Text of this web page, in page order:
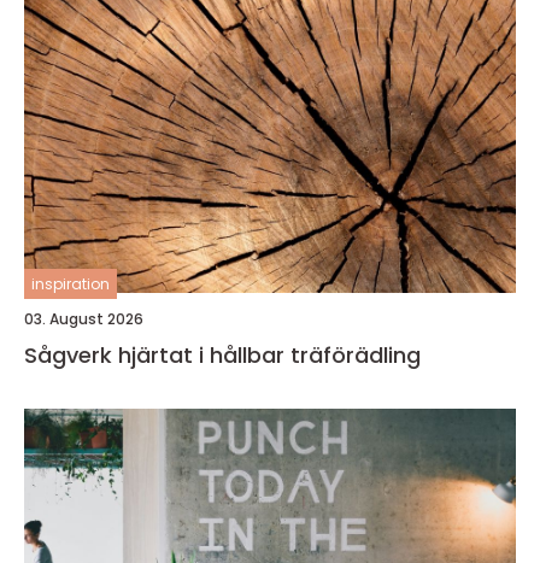
inspiration
03. August 2026
Sågverk hjärtat i hållbar träförädling